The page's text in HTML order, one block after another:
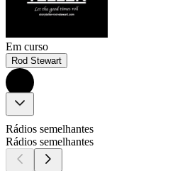
Em curso
Rod Stewart
Rádios semelhantes
Rádios semelhantes